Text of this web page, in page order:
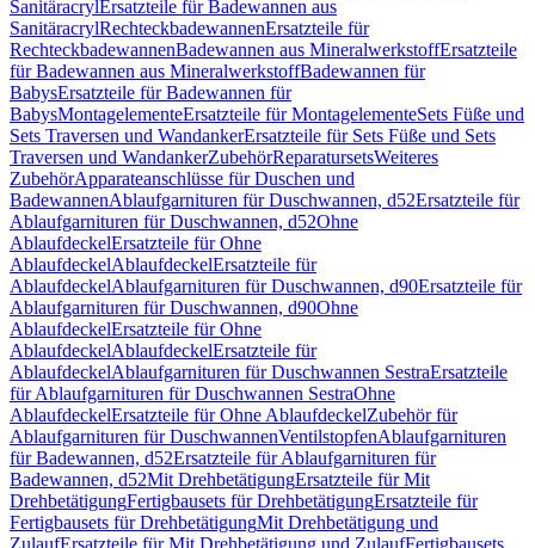
SanitäracrylErsatzteile für Badewannen aus
SanitäracrylRechteckbadewannenErsatzteile für
RechteckbadewannenBadewannen aus MineralwerkstoffErsatzteile
für Badewannen aus MineralwerkstoffBadewannen für
BabysErsatzteile für Badewannen für
BabysMontagelementeErsatzteile für MontagelementeSets Füße und
Sets Traversen und WandankerErsatzteile für Sets Füße und Sets
Traversen und WandankerZubehörReparatursetsWeiteres
ZubehörApparateanschlüsse für Duschen und
BadewannenAblaufgarnituren für Duschwannen, d52Ersatzteile für
Ablaufgarnituren für Duschwannen, d52Ohne
AblaufdeckelErsatzteile für Ohne
AblaufdeckelAblaufdeckelErsatzteile für
AblaufdeckelAblaufgarnituren für Duschwannen, d90Ersatzteile für
Ablaufgarnituren für Duschwannen, d90Ohne
AblaufdeckelErsatzteile für Ohne
AblaufdeckelAblaufdeckelErsatzteile für
AblaufdeckelAblaufgarnituren für Duschwannen SestraErsatzteile
für Ablaufgarnituren für Duschwannen SestraOhne
AblaufdeckelErsatzteile für Ohne AblaufdeckelZubehör für
Ablaufgarnituren für DuschwannenVentilstopfenAblaufgarnituren
für Badewannen, d52Ersatzteile für Ablaufgarnituren für
Badewannen, d52Mit DrehbetätigungErsatzteile für Mit
DrehbetätigungFertigbausets für DrehbetätigungErsatzteile für
Fertigbausets für DrehbetätigungMit Drehbetätigung und
ZulaufErsatzteile für Mit Drehbetätigung und ZulaufFertigbausets